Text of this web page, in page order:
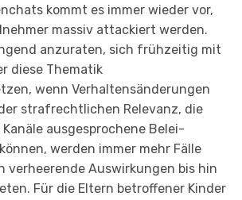
kommt es immer wieder vor,
massiv attackiert werden.
anzuraten, sich frühzeitig mit
diese Thematik
wenn Verhaltensänderungen
strafrechtlichen Rele­vanz, die
ausgesprochene Be­lei­
werden immer mehr Fälle
verheerende Auswirkungen bis hin
Für die Eltern betroffener Kinder